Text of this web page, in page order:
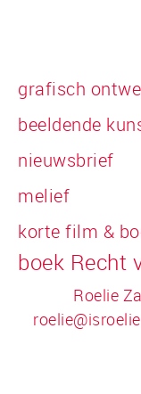
grafisch
beeldende
nieuwsbrief
melief
korte film &
boek Recht
Roelie